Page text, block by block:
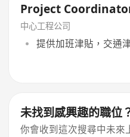
Project
中心工程公司
提供加班津貼，交通
未找到感興趣的職位
你會收到這次搜尋中未來